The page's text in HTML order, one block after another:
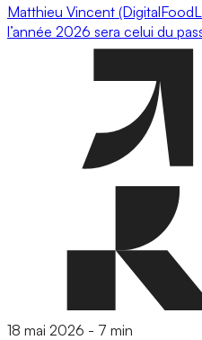
Matthieu Vincent
l’année 2026 sera celui du
18 mai 2026 - 7 min